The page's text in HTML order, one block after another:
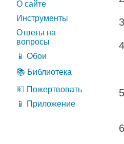
О сайте
Инструменты
Ответы на
вопросы
📱 Обои
📚 Библиотека
💵 Пожертвовать
📱 Приложение